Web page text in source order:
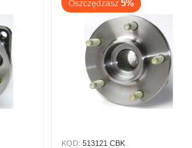
Oszczędzasz 5%
KOD: 513121 CBK